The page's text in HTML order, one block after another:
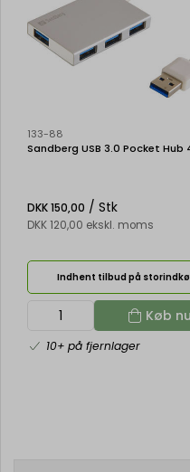
133-88
Sandberg USB 3.0 Pocket Hub
DKK 150,00 / Stk
DKK 120,00 ekskl. moms
Indhent tilbud på
Køb nu
10+ på fjernlager